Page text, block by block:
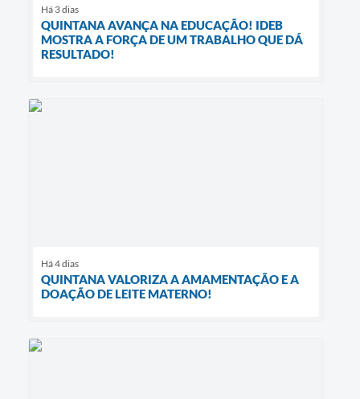
Há 3 dias
QUINTANA AVANÇA NA EDUCAÇÃO! IDEB
MOSTRA A FORÇA DE UM TRABALHO QUE DÁ
RESULTADO!
Há 4 dias
QUINTANA VALORIZA A AMAMENTAÇÃO E A
DOAÇÃO DE LEITE MATERNO!